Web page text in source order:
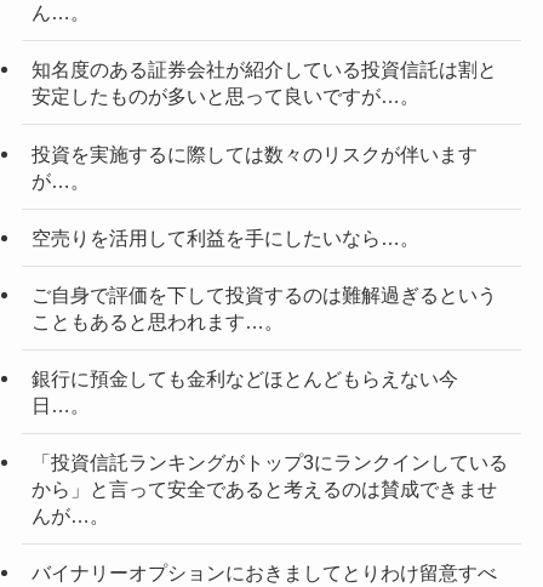
ん…。
知名度のある証券会社が紹介している投資信託は割と
安定したものが多いと思って良いですが…。
投資を実施するに際しては数々のリスクが伴います
が…。
空売りを活用して利益を手にしたいなら…。
ご自身で評価を下して投資するのは難解過ぎるという
こともあると思われます…。
銀行に預金しても金利などほとんどもらえない今
日…。
「投資信託ランキングがトップ3にランクインしている
から」と言って安全であると考えるのは賛成できませ
んが…。
バイナリーオプションにおきましてとりわけ留意すべ